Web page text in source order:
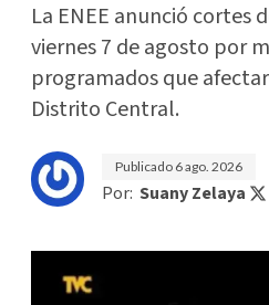
La ENEE anunció cortes
viernes 7 de agosto por
programados que
Distrito Central.
Publicado 6 ago. 2026
Por: Suany Zelaya